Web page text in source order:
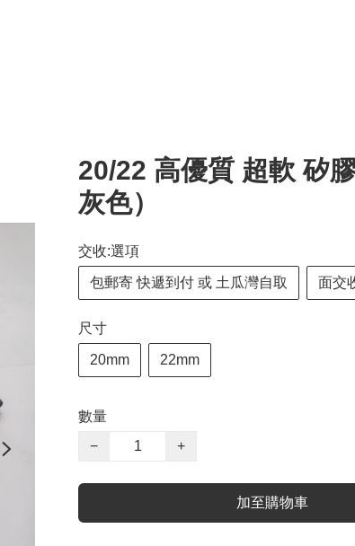
20/22 高優質 超軟 矽
灰色）
交收:選項
包郵寄 快遞到付 或 土瓜灣自取 面交
尺寸
20mm 22mm
數量
−
+
加至購物車